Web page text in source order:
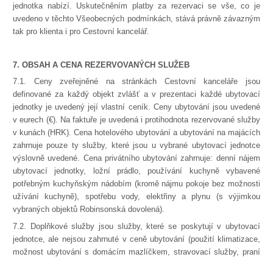
jednotka nabízí. Uskutečněním platby za rezervaci se vše, co je
uvedeno v těchto Všeobecných podmínkách, stává právně závazným
tak pro klienta i pro Cestovní kancelář.
7. OBSAH A CENA REZERVOVANÝCH SLUŽEB
7.1. Ceny zveřejněné na stránkách Cestovní kanceláře jsou
definované za každý objekt zvlášť a v prezentaci každé ubytovací
jednotky je uvedený její vlastní ceník. Ceny ubytování jsou uvedené
v eurech (€). Na faktuře je uvedená i protihodnota rezervované služby
v kunách (HRK). Cena hotelového ubytování a ubytování na majácích
zahrnuje pouze ty služby, které jsou u vybrané ubytovací jednotce
výslovně uvedené. Cena privátního ubytování zahrnuje: denní nájem
ubytovací jednotky, ložní prádlo, používání kuchyně vybavené
potřebným kuchyňským nádobím (kromě nájmu pokoje bez možnosti
užívání kuchyně), spotřebu vody, elektřiny a plynu (s výjimkou
vybraných objektů Robinsonská dovolená).
7.2. Doplňkové služby jsou služby, které se poskytují v ubytovací
jednotce, ale nejsou zahrnuté v ceně ubytování (použití klimatizace,
možnost ubytování s domácím mazlíčkem, stravovací služby, praní